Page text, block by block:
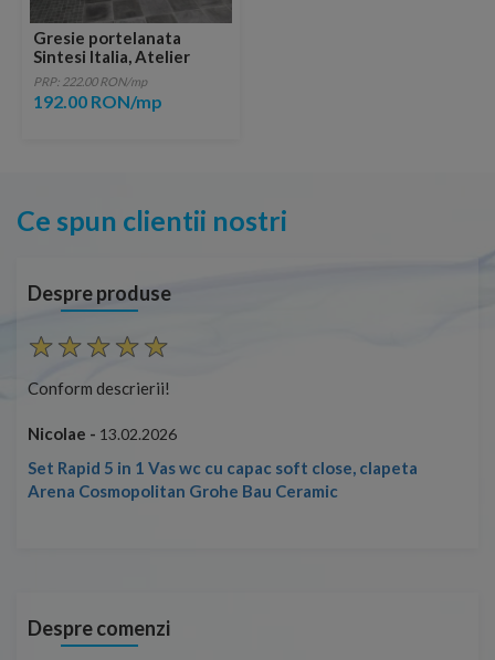
Gresie portelanata
Sintesi Italia, Atelier
Fumo 60,4x60,4 cm
PRP: 222.00 RON/mp
192.00 RON/mp
Ce spun clientii nostri
Despre produse
Conform descrierii!
Nicolae - 13.02.2026
Set Rapid 5 in 1 Vas wc cu capac soft close, clapeta
Arena Cosmopolitan Grohe Bau Ceramic
Despre comenzi